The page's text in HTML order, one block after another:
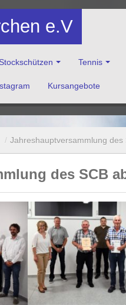
e.V
Stockschützen Tennis
Kursangebote
/ Jahreshauptversammlung des
des SCB